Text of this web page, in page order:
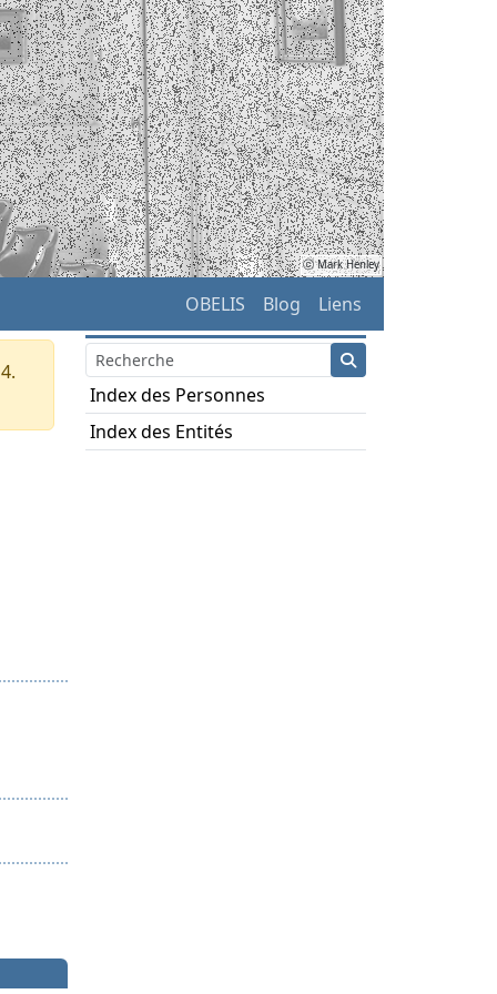
ⓒ Mark Henley
OBELIS Blog Liens
Index des Personnes
Index des Entités